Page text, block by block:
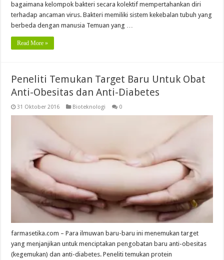
bagaimana kelompok bakteri secara kolektif mempertahankan diri
terhadap ancaman virus. Bakteri memiliki sistem kekebalan tubuh yang
berbeda dengan manusia Temuan yang …
Read More »
Peneliti Temukan Target Baru Untuk Obat
Anti-Obesitas dan Anti-Diabetes
31 Oktober 2016 Bioteknologi 0
farmasetika.com – Para ilmuwan baru-baru ini menemukan target
yang menjanjikan untuk menciptakan pengobatan baru anti-obesitas
(kegemukan) dan anti-diabetes. Peneliti temukan protein